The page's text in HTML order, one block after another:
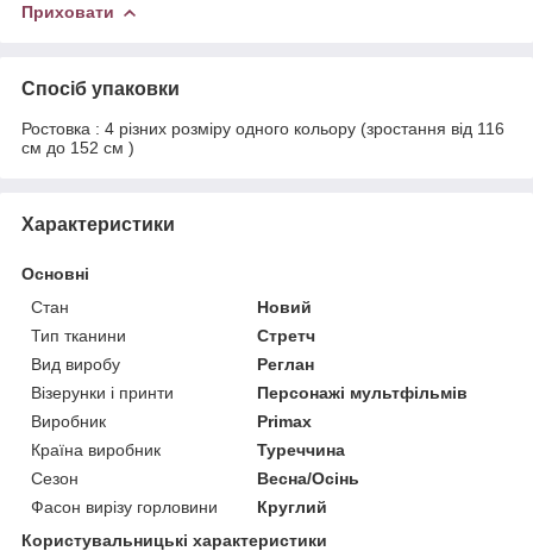
Приховати
Спосіб упаковки
Ростовка : 4 різних розміру одного кольору (зростання від 116
см до 152 см )
Характеристики
Основні
Стан
Новий
Тип тканини
Стретч
Вид виробу
Реглан
Візерунки і принти
Персонажі мультфільмів
Виробник
Primax
Країна виробник
Туреччина
Сезон
Весна/Осінь
Фасон вирізу горловини
Круглий
Користувальницькі характеристики